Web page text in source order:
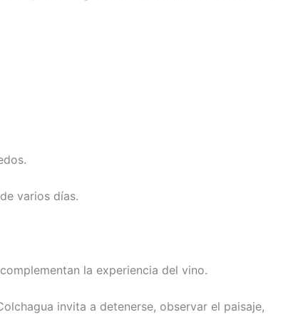
varios días.
la experiencia del vino.
invita a detenerse, observar el paisaje,